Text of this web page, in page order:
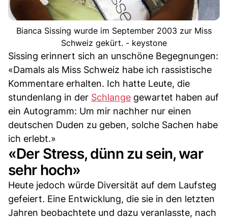
Bianca Sissing wurde im September 2003 zur Miss
Schweiz gekürt. - keystone
Sissing erinnert sich an unschöne Begegnungen:
«Damals als Miss Schweiz habe ich rassistische
Kommentare erhalten. Ich hatte Leute, die
stundenlang in der Schlange gewartet haben auf
ein Autogramm: Um mir nachher nur einen
deutschen Duden zu geben, solche Sachen habe
ich erlebt.»
«Der Stress, dünn zu sein, war
sehr hoch»
Heute jedoch würde Diversität auf dem Laufsteg
gefeiert. Eine Entwicklung, die sie in den letzten
Jahren beobachtete und dazu veranlasste, nach